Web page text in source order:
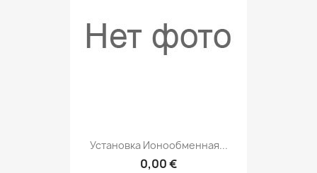
Установка Ионообменная...
0,00 €